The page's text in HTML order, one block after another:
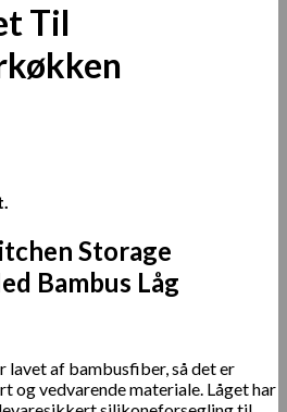
Til
Storage
Bambus Låg
af bambusfiber, så det er
og vedvarende materiale. Låget har